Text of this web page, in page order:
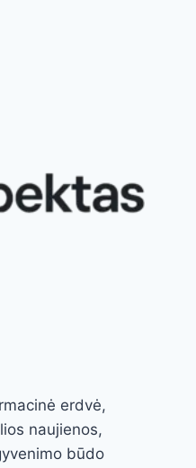
erdvė,
naujienos,
būdo